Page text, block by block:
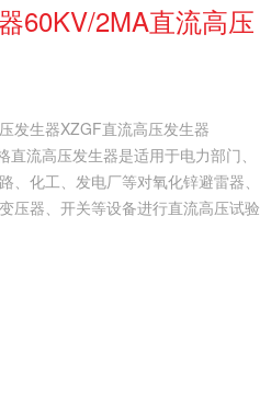
60KV/2MA直流高压
发生器XZGF直流高压发生器
流高压发生器是适用于电力部门、
、化工、发电厂等对氧化锌避雷器、
压器、开关等设备进行直流高压试验